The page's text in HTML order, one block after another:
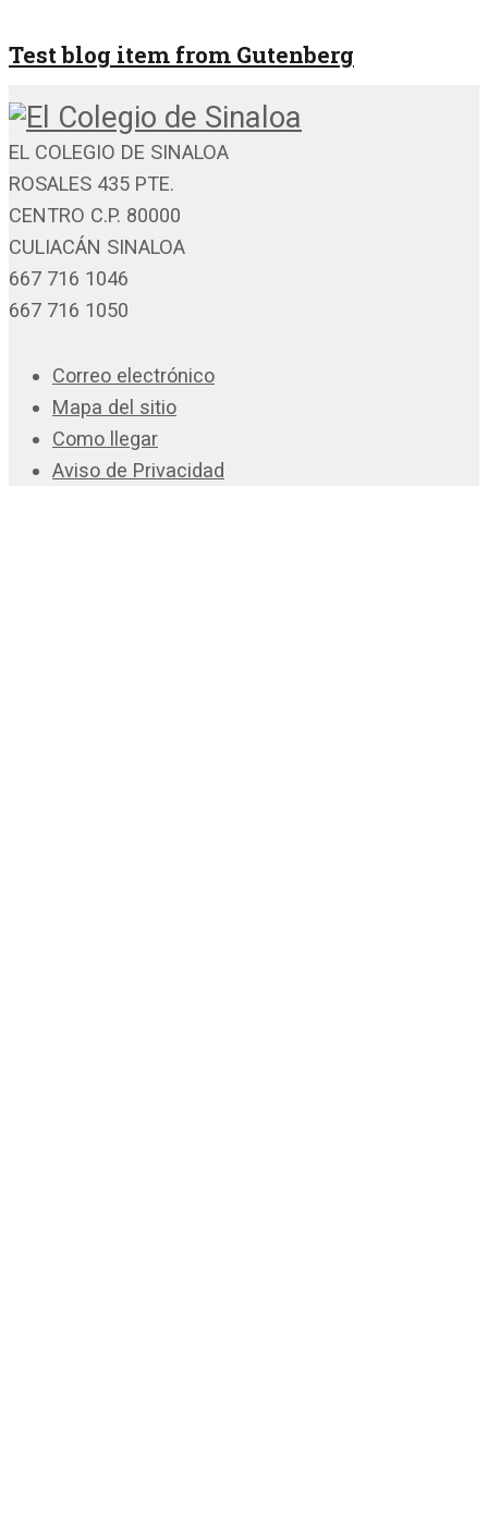
Test blog item from Gutenberg
EL COLEGIO DE SINALOA
ROSALES 435 PTE.
CENTRO C.P. 80000
CULIACÁN SINALOA
667 716 1046
667 716 1050
Correo electrónico
Mapa del sitio
Como llegar
Aviso de Privacidad